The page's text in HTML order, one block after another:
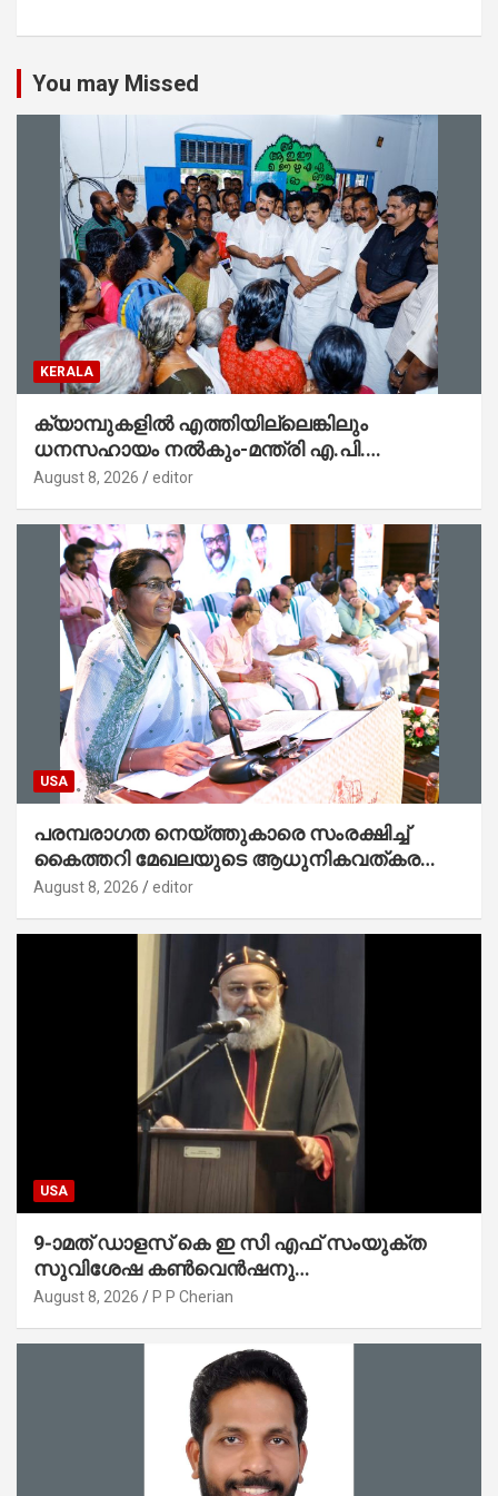
You may Missed
KERALA
ക്യാമ്പുകളിൽ എത്തിയില്ലെങ്കിലും
ധനസഹായം നൽകും-മന്ത്രി എ.പി.
അനിൽകുമാർ
August 8, 2026 editor
USA
പരമ്പരാഗത നെയ്ത്തുകാരെ സംരക്ഷിച്ച്
കൈത്തറി മേഖലയുടെ ആധുനികവത്കരണം
സാധ്യമാക്കും : ഡെപ്യൂട്ടി സ്പീക്കർ
August 8, 2026 editor
USA
9-ാമത് ഡാളസ് കെ ഇ സി എഫ് സംയുക്ത
സുവിശേഷ കൺവെൻഷനു
പ്രാർത്ഥനാനിർഭരമായ തുടക്കം
August 8, 2026 P P Cherian